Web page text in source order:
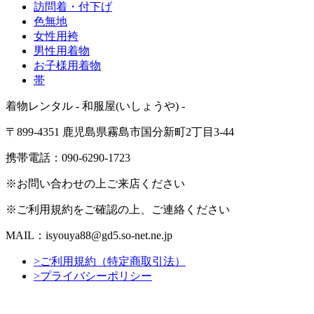
訪問着・付下げ
色無地
女性用袴
男性用着物
お子様用着物
帯
着物レンタル - 和服屋(いしょうや) -
〒899-4351 鹿児島県霧島市国分新町2丁目3-44
携帯電話：090-6290-1723
※お問い合わせの上ご来店ください
※ご利用規約をご確認の上、ご連絡ください
MAIL：isyouya88@gd5.so-net.ne.jp
>ご利用規約（特定商取引法）
>プライバシーポリシー